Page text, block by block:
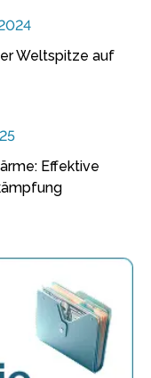
Weltspitze auf
Effektive